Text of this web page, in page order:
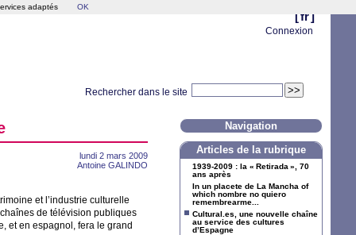
[ fr ]
Connexion
Rechercher dans le site
lundi 2 mars 2009
Antoine GALINDO
et l’industrie culturelle
de télévision publiques
et en espagnol, fera le grand
Navigation
Articles de la rubrique
1939-2009 : la « Retirada », 70
ans après
In un placete de La Mancha of
which nombre no quiero
remembrearme...
Cultural.es, une nouvelle chaîne
au service des cultures
d’Espagne
adaptés OK